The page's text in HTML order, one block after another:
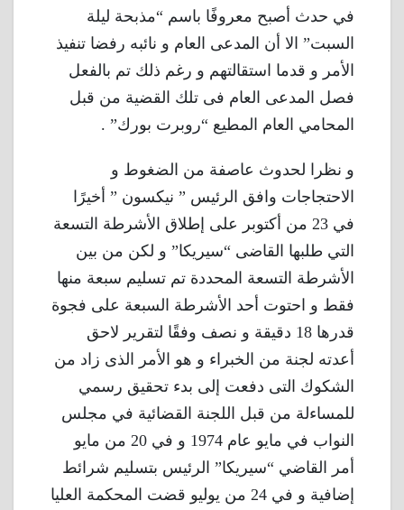
في حدث أصبح معروفًا باسم “مذبحة ليلة
السبت” الا أن المدعى العام و نائبه رفضا تنفيذ
الأمر و قدما استقالتهم و رغم ذلك تم بالفعل
فصل المدعى العام فى تلك القضية من قبل
المحامي العام المطيع “روبرت بورك” .
و نظرا لحدوث عاصفة من الضغوط و
الاحتجاجات وافق الرئيس ” نيكسون ” أخيرًا
في 23 من أكتوبر على إطلاق الأشرطة التسعة
التي طلبها القاضى “سيريكا” و لكن من بين
الأشرطة التسعة المحددة تم تسليم سبعة منها
فقط و احتوت أحد الأشرطة السبعة على فجوة
قدرها 18 دقيقة و نصف وفقًا لتقرير لاحق
أعدته لجنة من الخبراء و هو الأمر الذى زاد من
الشكوك التى دفعت إلى بدء تحقيق رسمي
للمساءلة من قبل اللجنة القضائية في مجلس
النواب في مايو عام 1974 و في 20 من مايو
أمر القاضي “سيريكا” الرئيس بتسليم شرائط
إضافية و في 24 من يوليو قضت المحكمة العليا